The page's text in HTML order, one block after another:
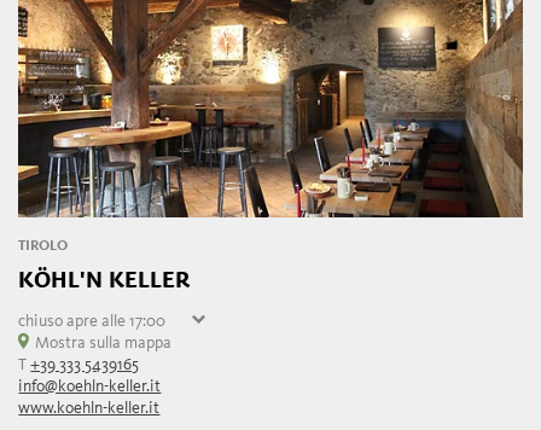
TIROLO
KÖHL'N KELLER
chiuso apre alle 17:00
lunedì
17:00 - 01:00
martedì
mercoledì
17:00 - 01:00
giovedì
17:00 - 01:00
Mostra sulla mappa
T+39 333 5439165
info@koehln-keller.it
www.koehln-keller.it